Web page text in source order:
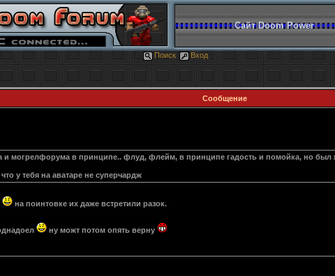
Сайт Doom Power
Поиск Вход
Сообщение
и могрелфорума в принципе.. флуд, флейм, в принципе гадость и помойка, но
у тебя на аватаре не суперчардж
на поинтовке их даже встретили разок.
ну можт потом опять верну